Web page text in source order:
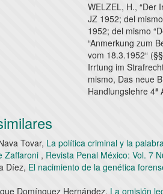
WELZEL, H., “Der
JZ 1952; del
1952; del mismo
“Anmerkung zum
vom 18.3.1952“
Irrtung im
mismo, Das neue
Handlungslehre 4ª
Tovar, La política criminal y la
Zaffaroni , Revista Penal México: Vol. 7
Díez, El nacimiento de la genética
Domínguez Hernández, La omisión